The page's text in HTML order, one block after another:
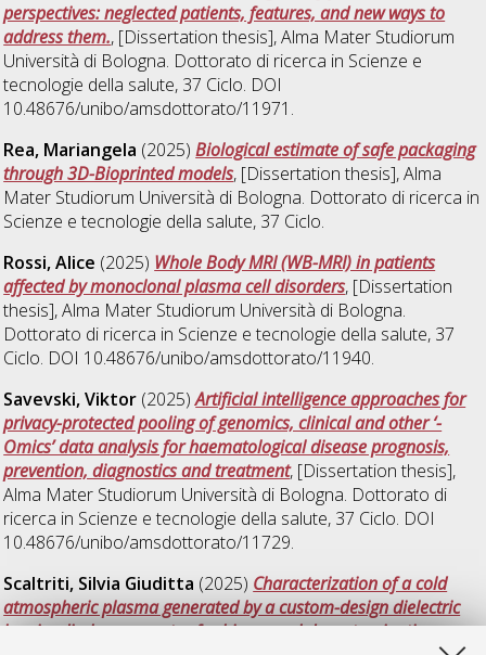
perspectives: neglected patients, features, and new ways to
address them., [Dissertation thesis], Alma Mater Studiorum
Università di Bologna. Dottorato di ricerca in Scienze e
tecnologie della salute, 37 Ciclo. DOI
10.48676/unibo/amsdottorato/11971.
Rea, Mariangela (2025)Biological estimate of safe packaging
through 3D-Bioprinted models, [Dissertation thesis], Alma
Mater Studiorum Università di Bologna. Dottorato di ricerca in
Scienze e tecnologie della salute, 37 Ciclo.
Rossi, Alice (2025) Whole Body MRI (WB-MRI) in patients
affected by monoclonal plasma cell disorders, [Dissertation
thesis], Alma Mater Studiorum Università di Bologna.
Dottorato di ricerca in Scienze e tecnologie della salute, 37
Ciclo. DOI 10.48676/unibo/amsdottorato/11940.
Savevski, Viktor (2025)Artificial intelligence approaches for
privacy-protected pooling of genomics, clinical and other ‘-
Omics’ data analysis for haematological disease prognosis,
prevention, diagnostics and treatment, [Dissertation thesis],
Alma Mater Studiorum Università di Bologna. Dottorato di
ricerca in Scienze e tecnologie della salute, 37 Ciclo. DOI
10.48676/unibo/amsdottorato/11729.
Scaltriti, Silvia Giuditta (2025) Characterization of a cold
atmospheric plasma generated by a custom-design dielectric
barrier discharge reactor for bioaerosol decontamination,